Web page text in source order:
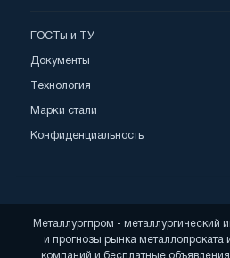
ГОСТы и ТУ
Документы
Технология
Марки стали
Конфиденциальность
Металлургпром - металлургический
и прогнозы рынка металлопроката
компаний и бесплатные